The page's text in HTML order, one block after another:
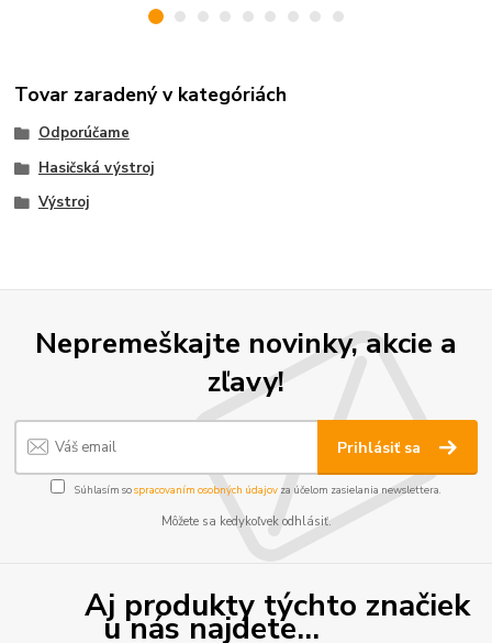
Tovar zaradený v kategóriách
Odporúčame
Hasičská výstroj
Výstroj
Nepremeškajte novinky, akcie a
zľavy!
Prihlásiť sa
Súhlasím sospracovaním osobných údajov za účelom zasielania newslettera.
Môžete sa kedykoľvek odhlásiť.
Aj produkty týchto značiek
u nás najdete...